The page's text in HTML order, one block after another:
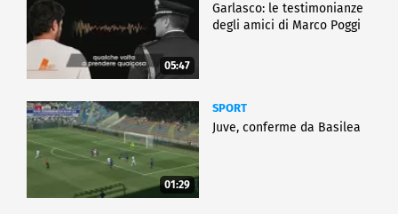
05:47
Garlasco: le testimonianze
degli amici di Marco Poggi
01:29
SPORT
Juve, conferme da Basilea